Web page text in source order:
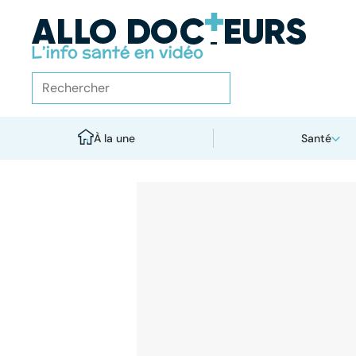
À la une Santé